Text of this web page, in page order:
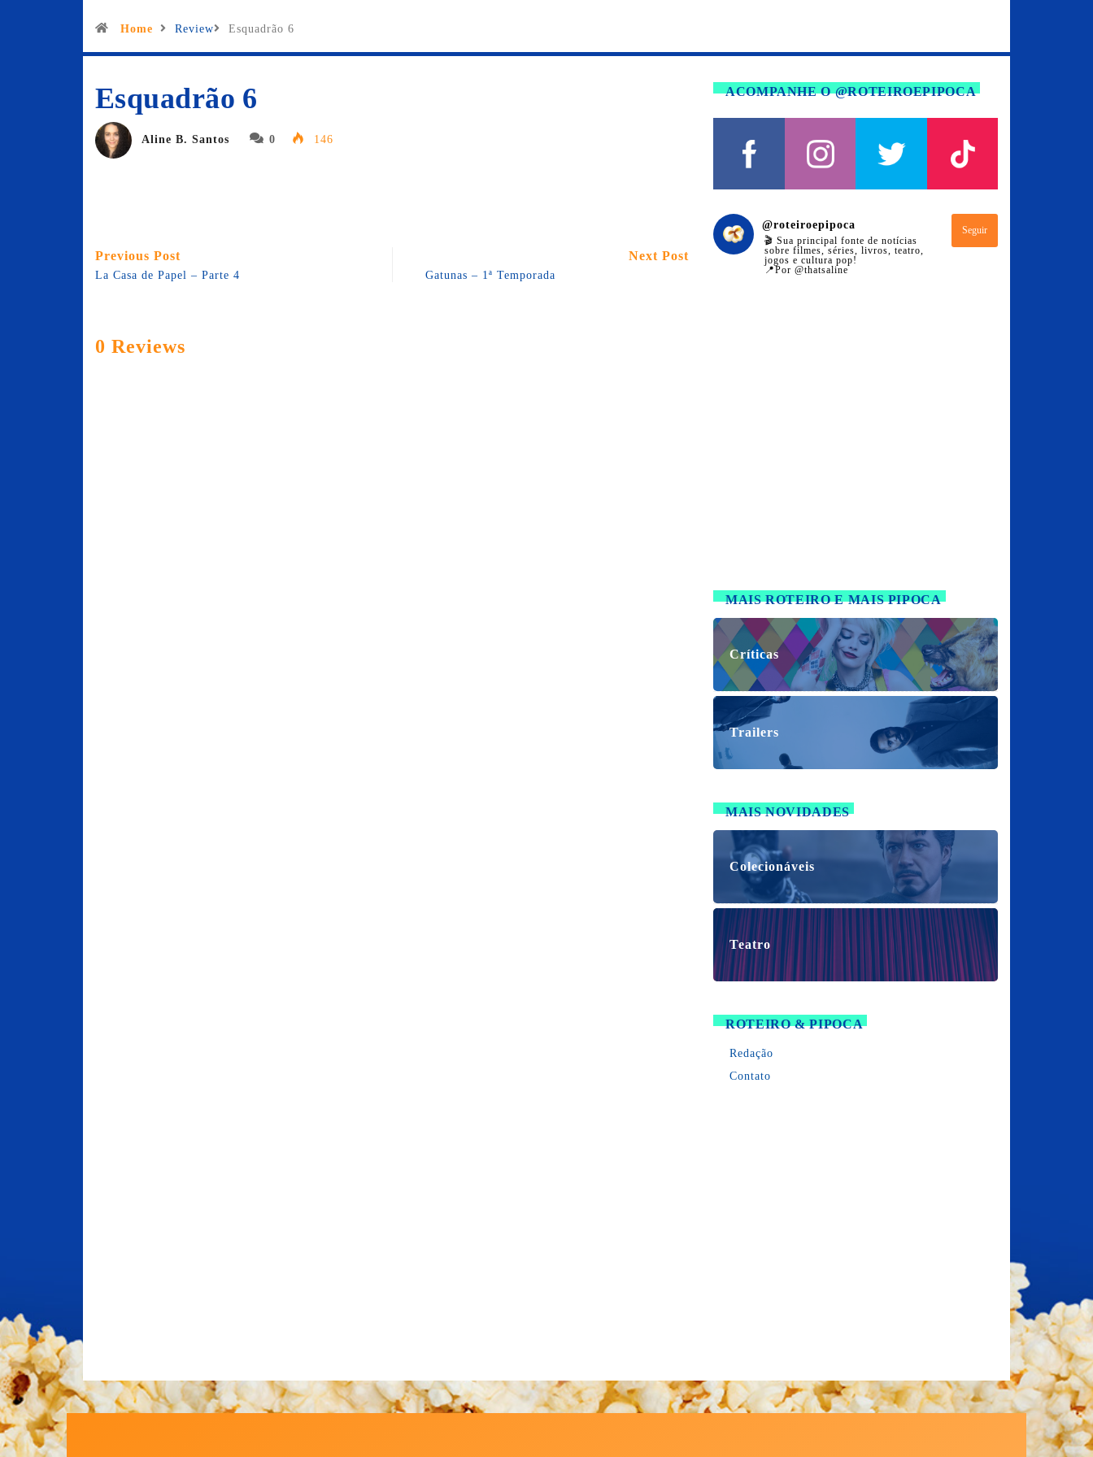
Home Review Esquadrão 6
Esquadrão 6
Aline B. Santos 0 146
Previous Post
La Casa de Papel – Parte 4
Next Post
Gatunas – 1ª Temporada
0 Reviews
ACOMPANHE O @ROTEIROEPIPOCA
@roteiroepipoca
🎬 Sua principal fonte de notícias
sobre filmes, séries, livros, teatro,
jogos e cultura pop!
📍Por @thatsaline
Seguir
MAIS ROTEIRO E MAIS PIPOCA
Críticas
Trailers
MAIS NOVIDADES
Colecionáveis
Teatro
ROTEIRO & PIPOCA
Redação
Contato